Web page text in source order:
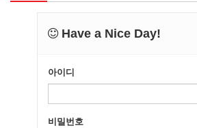
Have a Nice Day!
아이디
비밀번호